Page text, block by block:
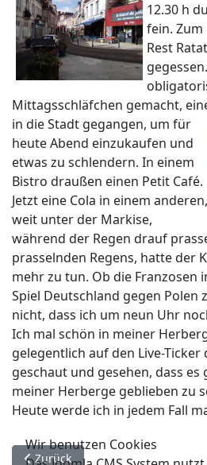
12.30 h
fein.
Rest
Mittagsschläfchen gemacht,
in die Stadt gegangen, um für
heute Abend einzukaufen und
etwas zu schlendern. In einem
Bistro draußen einen Petit Café.
Jetzt eine Cola in einem anderen,
weit unter der Markise,
während der Regen drauf
prasselnden Regens, hatte der
mehr zu tun. Ob die Franzosen
Spiel Deutschland gegen Polen
nicht, dass ich um neun Uhr
Ich mal schön in meiner
gelegentlich auf den Live-Ticker
geschaut und gesehen, dass es
meiner Herberge geblieben zu
Heute werde ich in jedem Fall
Vorheriger Beitrag: 17.06.16
Zurück
Wir benutzen Cookies